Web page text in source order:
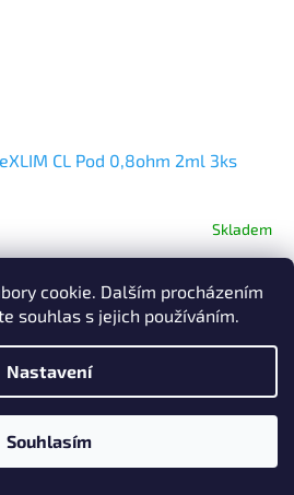
cookie. Dalším procházením
souhlas s jejich používáním.
Nastavení
Souhlasím
CL Pod 0,8ohm 2ml 3ks
Skladem
Do košíku